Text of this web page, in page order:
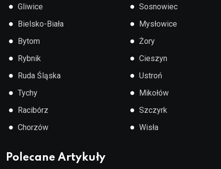
● Gliwice
● Bielsko-Biała
● Bytom
● Rybnik
● Ruda Śląska
● Tychy
● Racibórz
● Chorzów
● Sosnowiec
● Mysłowice
● Żory
● Cieszyn
● Ustroń
● Mikołów
● Szczyrk
● Wisła
Polecane Artykuły